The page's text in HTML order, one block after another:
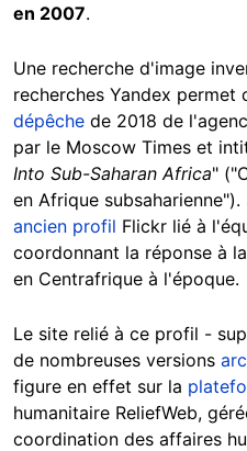
en 2007.
Une recherche d'image
recherches Yandex
dépêche de 2018 de
par le Moscow Times et
Into Sub-Saharan Africa"
en Afrique
ancien profil Flickr lié à
coordonnant la réponse à
en Centrafrique à l'époque.
Le site relié à ce profil -
de nombreuses versions
figure en effet sur la
humanitaire ReliefWeb,
coordination des affaires